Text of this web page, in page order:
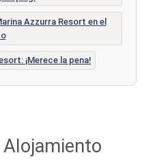
Azzurra Resort en el
¡Merece la pena!